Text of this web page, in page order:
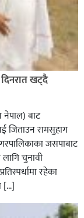
जनमत नेताद्वय
दिनरात खट्दै
नेपाल) बाट
जिताउन रामसुहाग
जसपाबाट
चुनावी
रहेका
[…]